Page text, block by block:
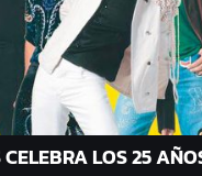
LOS 25